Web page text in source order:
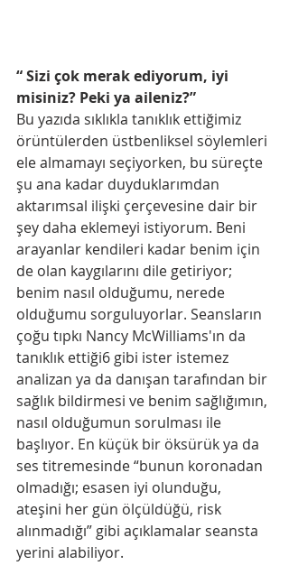
“ Sizi çok merak ediyorum, iyi
misiniz? Peki ya aileniz?”
Bu yazıda sıklıkla tanıklık ettiğimiz
örüntülerden üstbenliksel söylemleri
ele almamayı seçiyorken, bu süreçte
şu ana kadar duyduklarımdan
aktarımsal ilişki çerçevesine dair bir
şey daha eklemeyi istiyorum. Beni
arayanlar kendileri kadar benim için
de olan kaygılarını dile getiriyor;
benim nasıl olduğumu, nerede
olduğumu sorguluyorlar. Seansların
çoğu tıpkı Nancy McWilliams'ın da
tanıklık ettiği6 gibi ister istemez
analizan ya da danışan tarafından bir
sağlık bildirmesi ve benim sağlığımın,
nasıl olduğumun sorulması ile
başlıyor. En küçük bir öksürük ya da
ses titremesinde “bunun koronadan
olmadığı; esasen iyi olunduğu,
ateşini her gün ölçüldüğü, risk
alınmadığı” gibi açıklamalar seansta
yerini alabiliyor.